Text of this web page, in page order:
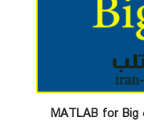
آموزش فارسی متلب برای داده بزرگ MATLAB for Big